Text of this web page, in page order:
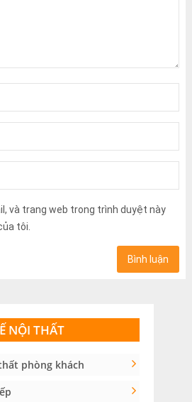
và trang web trong trình duyệt này
tôi.
NỘI THẤT
phòng khách